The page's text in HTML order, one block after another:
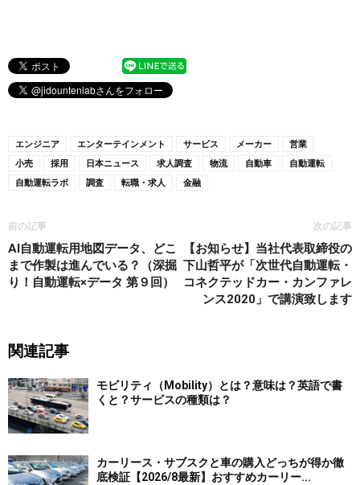
エンジニア エンターテインメント サービス メーカー
営業
小売
採用 日本ニュース 求人調査 物流 自動車
自動運転
自動運転ラボ
調査 転職・求人 金融
前の記事
AI自動運転用地図データ、どこ
まで作製は進んでいる？（深掘
り！自動運転×データ 第９回）
次の記事
【お知らせ】当社代表取締役の
下山哲平が「次世代自動運転・
コネクテッドカー・カンファレ
ンス2020」で講演致します
関連記事
モビリティ（Mobility）とは？意味は？英語で書
くと？サービスの種類は？
カーリース・サブスクと車の購入どっちが得か徹
底検証【2026/8最新】おすすめカーリー...